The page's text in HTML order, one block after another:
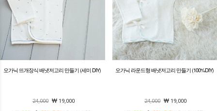
오가닉 뜨개장식 배냇저고리 만들기 (세미 DIY)
24,000
19,000
오가닉 라운드형 배냇저고리 만들기 (100%DIY)
24,000
19,000